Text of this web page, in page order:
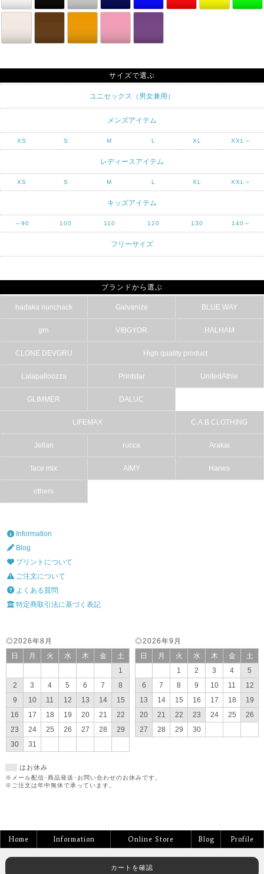
サイズで選ぶ
ユニセックス（男女兼用）
メンズアイテム
XS S M L XL XXL～
レディースアイテム
XS S M L XL XXL～
キッズアイテム
～90 100 110 120 130 140～
フリーサイズ
ブランドから選ぶ
hadaka nunchack Galvanize BLUE WAY
grn VIBGYOR HALHAM
CLONE DEVGRU High quality product
Lalapalloozza Printstar UnitedAthle
GLIMMER DALUC
LIFEMAX C.A.B.CLOTHING
Jellan rucca Arakai
face mix AIMY Hanes
others
Information
Blog
プリントについて
ご注文について
よくある質問
特定商取引法に基づく表記
◎2026年9月
日
月 火 水 木 金
土
1
2 3 4
5
6
7 8 9 10 11
12
13
14 15 16 17 18
19
20
21 22 23 24 25
26
27
28 29 30
◎2026年8月
日
月 火 水 木 金
土
1
2
3 4 5 6 7
8
9
10 11 12 13 14
15
16
17 18 19 20 21
22
23
24 25 26 27 28
29
30
31
はお休み
※メール配信･商品発送･お問い合わせのお休みです。
※ご注文は年中無休で承っています。
Home Information Online Store Blog Profile
カートを確認